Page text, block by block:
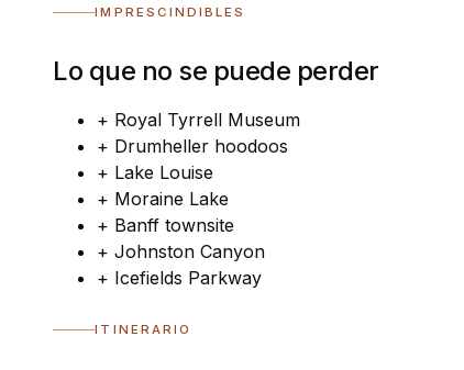
IMPRESCINDIBLES
Lo que no se puede perder
+ Royal Tyrrell Museum
+ Drumheller hoodoos
+ Lake Louise
+ Moraine Lake
+ Banff townsite
+ Johnston Canyon
+ Icefields Parkway
ITINERARIO